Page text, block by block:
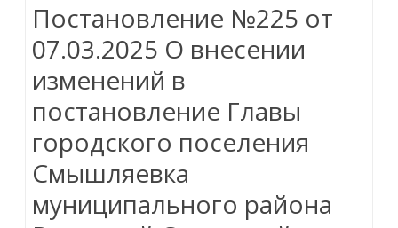
Постановление №225 от
07.03.2025 О внесении
изменений в
постановление Главы
городского поселения
Смышляевка
муниципального района